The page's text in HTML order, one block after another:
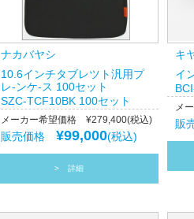
ナカバヤシ
10.6インチタブレツト汎用プ
レ-ンケ-ス 100セット
SZC-TCF10BK 100セット
メーカー希望価格 ¥279,400(税込)
販売価格 ¥99,000(税込)
詳細
キ
イ
メ
販